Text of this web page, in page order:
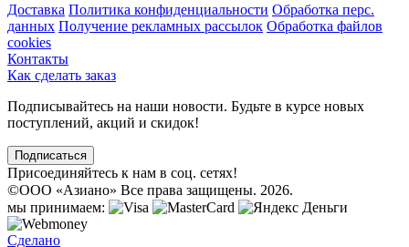
Доставка Политика конфиденциальности Обработка перс.
данных Получение рекламных рассылок Обработка файлов
cookies
Контакты
Как сделать заказ
Подписывайтесь на наши новости. Будьте в курсе новых
поступлений, акций и скидок!
Подписаться
Присоединяйтесь к нам в соц. сетях!
©ООО «Азиано» Все права защищены. 2026.
мы принимаем:
Сделано